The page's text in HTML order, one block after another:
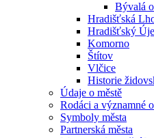
Bývalá
Hradišťská
Hradišťský
Komorno
Štítov
Vlčice
Historie
Údaje o městě
Rodáci a významné
Symboly města
Partnerská města